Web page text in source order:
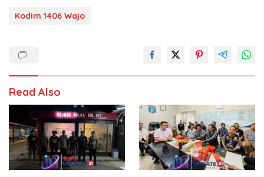
Kodim 1406 Wajo
Read Also